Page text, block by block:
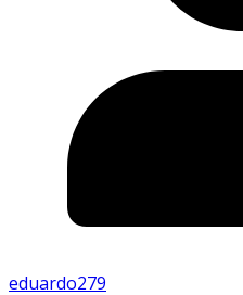
eduardo279